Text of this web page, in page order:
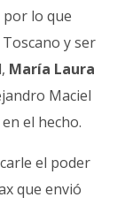
por lo que
y ser
María Laura
Maciel
el hecho.
el poder
que envió